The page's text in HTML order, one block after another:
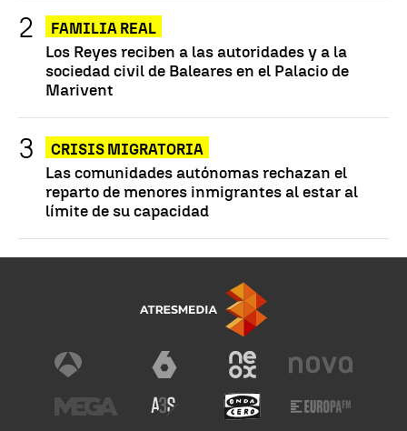
FAMILIA REAL
Los Reyes reciben a las autoridades y a la
sociedad civil de Baleares en el Palacio de
Marivent
CRISIS MIGRATORIA
Las comunidades autónomas rechazan el
reparto de menores inmigrantes al estar al
límite de su capacidad